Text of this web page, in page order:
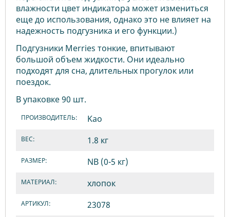
влажности цвет индикатора может измениться
еще до использования, однако это не влияет на
надежность подгузника и его функции.)
Подгузники Merries тонкие, впитывают
большой объем жидкости. Они идеально
подходят для сна, длительных прогулок или
поездок.
В упаковке 90 шт.
ПРОИЗВОДИТЕЛЬ: Kao
ВЕС: 1.8 кг
РАЗМЕР: NB (0-5 кг)
МАТЕРИАЛ: хлопок
АРТИКУЛ: 23078